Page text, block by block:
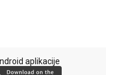
aplikacije